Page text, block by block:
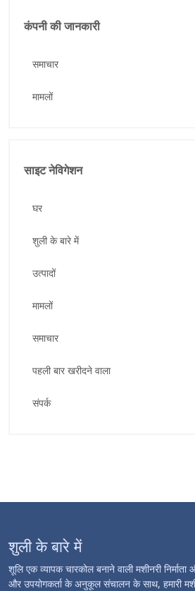
कंपनी की जानकारी
समाचार
मामलों
साइट नेविगेशन
घर
शुली के बारे में
उत्पादों
मामलों
समाचार
पहली बार खरीदने वाला
संपर्क
शुली के बारे में
शूलि एक व्यापक चारकोल बनाने वाली मशीनरी
और उपयोगकर्ता के अनुकूल संचालन के साथ, हमारी